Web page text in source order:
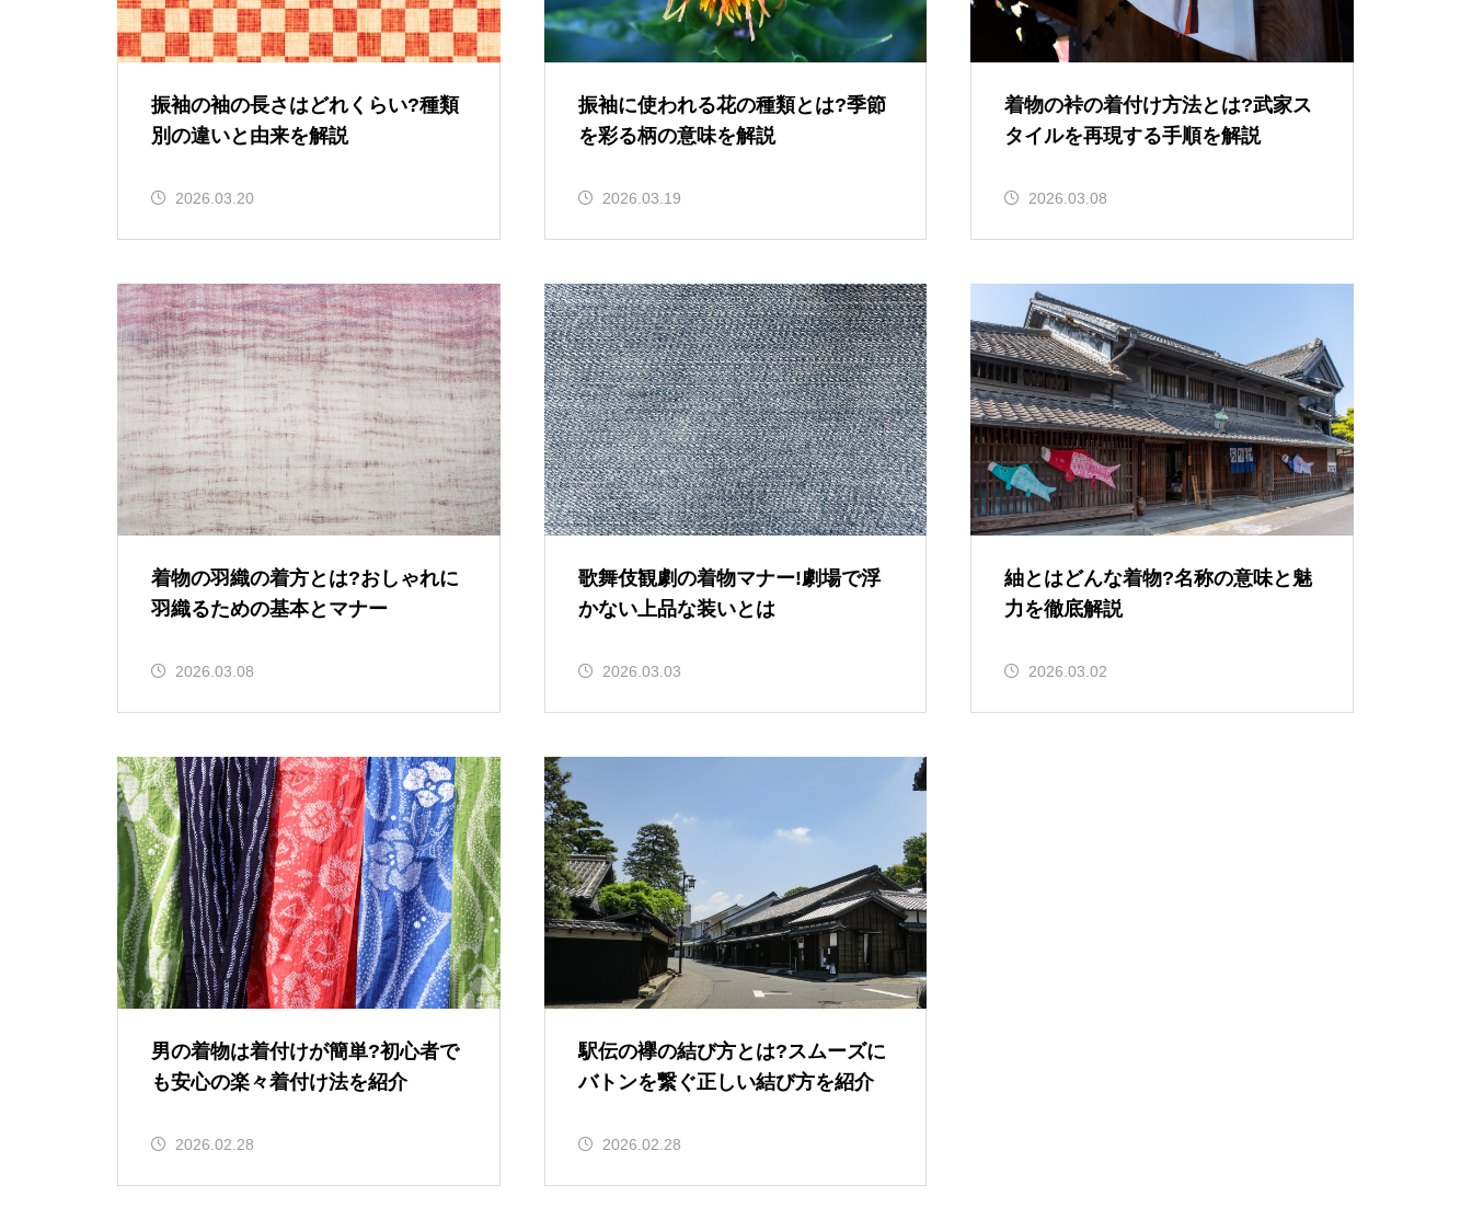
振袖の袖の長さはどれくらい?種類
別の違いと由来を解説
2026.03.20
振袖に使われる花の種類とは?季節
を彩る柄の意味を解説
2026.03.19
着物の裃の着付け方法とは?武家ス
タイルを再現する手順を解説
2026.03.08
着物の羽織の着方とは?おしゃれに
羽織るための基本とマナー
2026.03.08
歌舞伎観劇の着物マナー!劇場で浮
かない上品な装いとは
2026.03.03
紬とはどんな着物?名称の意味と魅
力を徹底解説
2026.03.02
男の着物は着付けが簡単?初心者で
も安心の楽々着付け法を紹介
2026.02.28
駅伝の襷の結び方とは?スムーズに
バトンを繋ぐ正しい結び方を紹介
2026.02.28